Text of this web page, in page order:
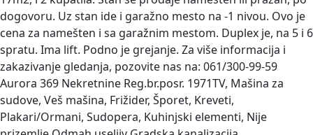
dogovoru. Uz stan ide i garažno mesto na -1 nivou. Ovo je
cena za namešten i sa garažnim mestom. Duplex je, na 5 i 6
spratu. Ima lift. Podno je grejanje. Za više informacija i
zakazivanje gledanja, pozovite nas na: 061/300-99-59
Aurora 369 Nekretnine Reg.br.posr. 1971TV, Mašina za
sudove, Veš mašina, Frižider, Šporet, Kreveti,
Plakari/Ormani, Sudopera, Kuhinjski elementi, Nije